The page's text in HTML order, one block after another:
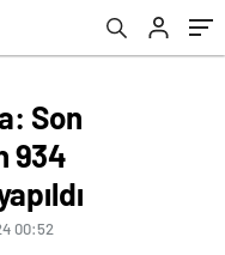
Son
934
00:52